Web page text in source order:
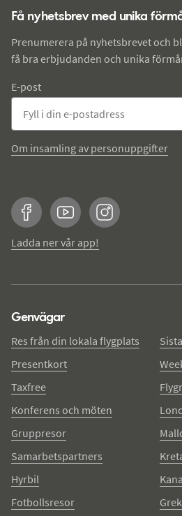
Få nyhetsbrev med unika
Prenumerera på nyhetsbrevet och
få bra erbjudanden och unika
E-post
Om insamling av personuppgifter
FacebookYouTubeInstagram
Ladda ner vår app!
Genvägar
Res från din lokala flygplats
Presentkort
Taxfree
Konferens och möten
Gruppresor
Samarbetspartners
Hyrbil
Fotbollsresor